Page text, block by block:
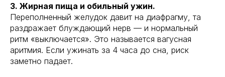
3. Жирная пища и обильный ужин.
Переполненный желудок давит на диафрагму, та
раздражает блуждающий нерв — и нормальный
ритм «выключается». Это называется вагусная
аритмия. Если ужинать за 4 часа до сна, риск
заметно падает.